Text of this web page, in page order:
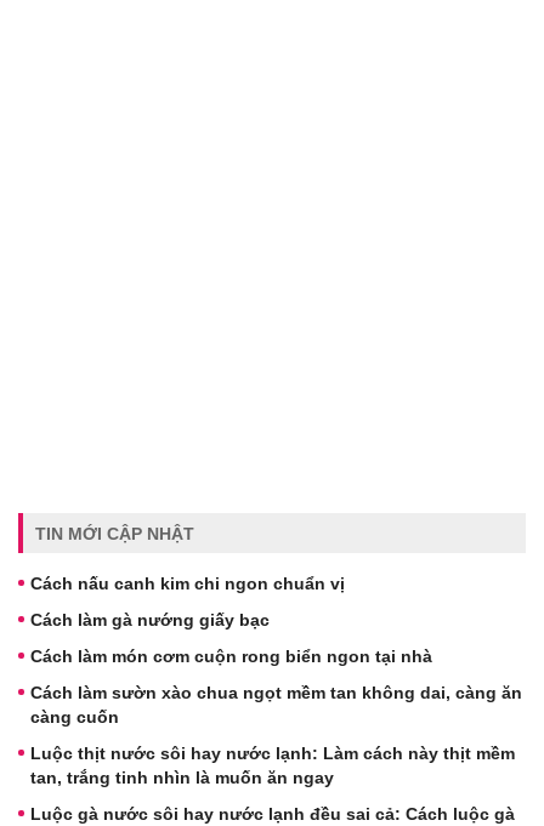
TIN MỚI CẬP NHẬT
Cách nấu canh kim chi ngon chuẩn vị
Cách làm gà nướng giấy bạc
Cách làm món cơm cuộn rong biển ngon tại nhà
Cách làm sườn xào chua ngọt mềm tan không dai, càng ăn
càng cuốn
Luộc thịt nước sôi hay nước lạnh: Làm cách này thịt mềm
tan, trắng tinh nhìn là muốn ăn ngay
Luộc gà nước sôi hay nước lạnh đều sai cả: Cách luộc gà